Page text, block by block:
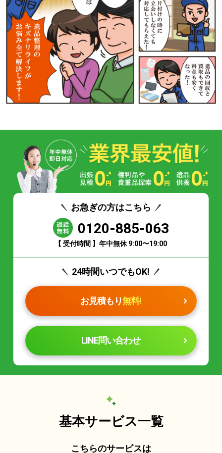
お急ぎの方はこちら
0120-885-063
【 受付時間 】年中無休 9:00〜19:00
24時間いつでもOK!
お見積もり無料!
LINE問い合わせ
基本サービス一覧
こちらのサービスは